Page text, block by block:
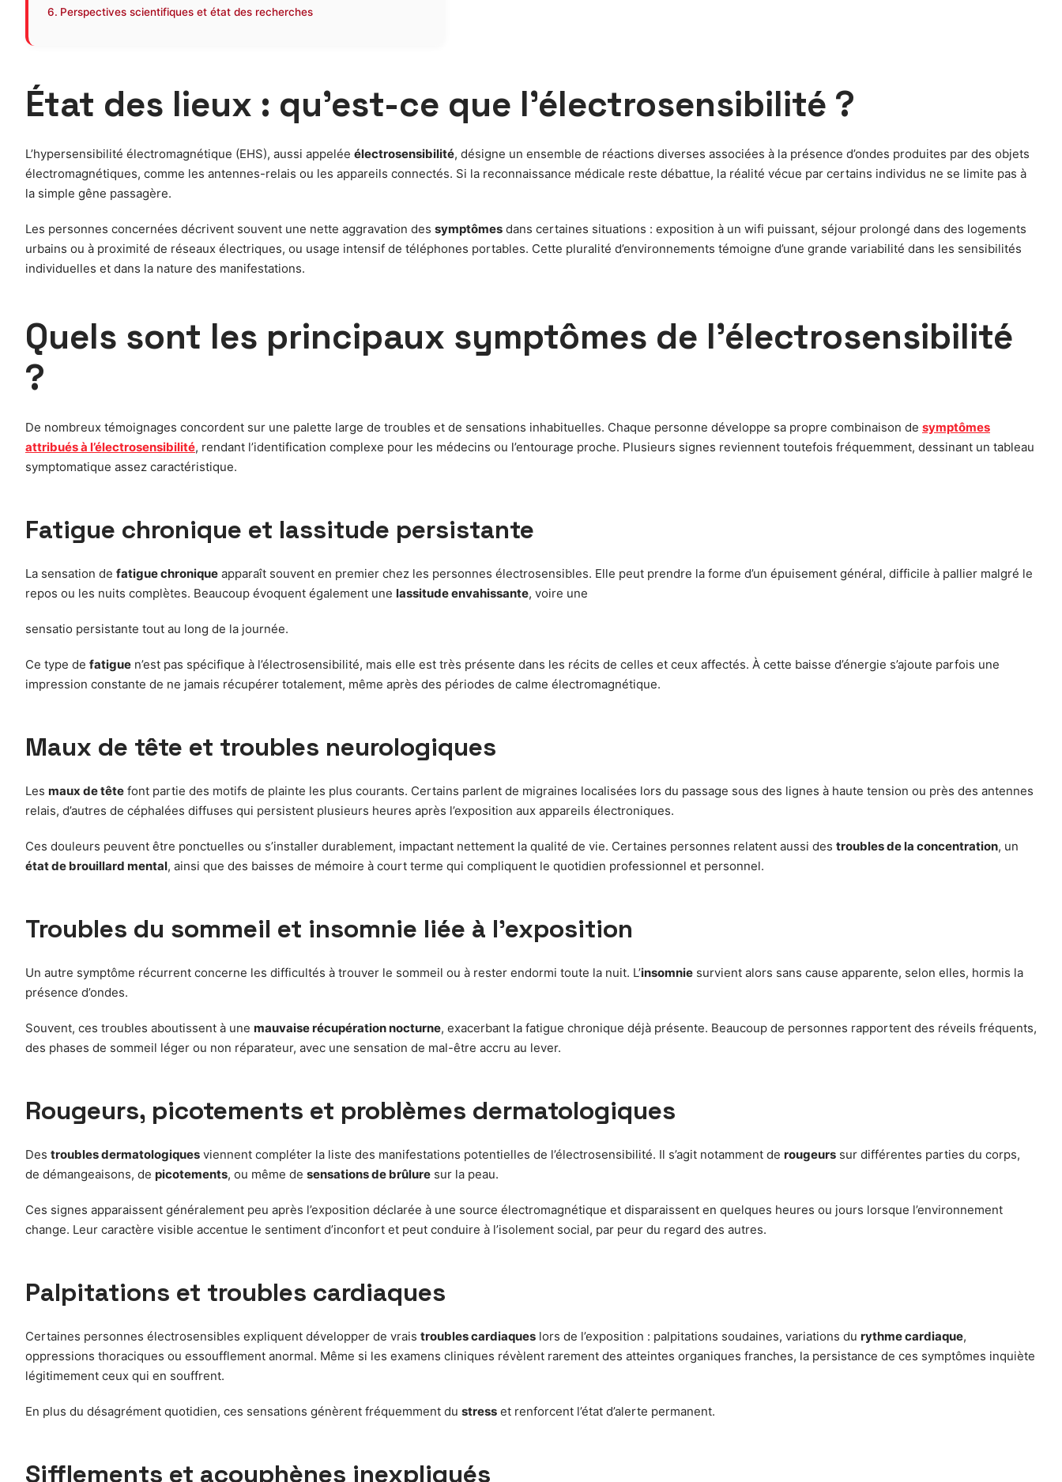
Perspectives scientifiques et état des recherches
État des lieux : qu’est-ce que l’électrosensibilité ?
L’hypersensibilité électromagnétique (EHS), aussi appelée électrosensibilité, désigne un ensemble de réactions diverses associées à la présence d’ondes produites par des objets
électromagnétiques, comme les antennes-relais ou les appareils connectés. Si la reconnaissance médicale reste débattue, la réalité vécue par certains individus ne se limite pas à
la simple gêne passagère.
Les personnes concernées décrivent souvent une nette aggravation des symptômes dans certaines situations : exposition à un wifi puissant, séjour prolongé dans des logements
urbains ou à proximité de réseaux électriques, ou usage intensif de téléphones portables. Cette pluralité d’environnements témoigne d’une grande variabilité dans les sensibilités
individuelles et dans la nature des manifestations.
Quels sont les principaux symptômes de l’électrosensibilité
?
De nombreux témoignages concordent sur une palette large de troubles et de sensations inhabituelles. Chaque personne développe sa propre combinaison de symptômes
attribués à l’électrosensibilité, rendant l’identification complexe pour les médecins ou l’entourage proche. Plusieurs signes reviennent toutefois fréquemment, dessinant un tableau
symptomatique assez caractéristique.
Fatigue chronique et lassitude persistante
La sensation de fatigue chronique apparaît souvent en premier chez les personnes électrosensibles. Elle peut prendre la forme d’un épuisement général, difficile à pallier malgré le
repos ou les nuits complètes. Beaucoup évoquent également une lassitude envahissante, voire une
sensatio persistante tout au long de la journée.
Ce type de fatigue n’est pas spécifique à l’électrosensibilité, mais elle est très présente dans les récits de celles et ceux affectés. À cette baisse d’énergie s’ajoute parfois une
impression constante de ne jamais récupérer totalement, même après des périodes de calme électromagnétique.
Maux de tête et troubles neurologiques
Les maux de tête font partie des motifs de plainte les plus courants. Certains parlent de migraines localisées lors du passage sous des lignes à haute tension ou près des antennes
relais, d’autres de céphalées diffuses qui persistent plusieurs heures après l’exposition aux appareils électroniques.
Ces douleurs peuvent être ponctuelles ou s’installer durablement, impactant nettement la qualité de vie. Certaines personnes relatent aussi des troubles de la concentration, un
état de brouillard mental, ainsi que des baisses de mémoire à court terme qui compliquent le quotidien professionnel et personnel.
Troubles du sommeil et insomnie liée à l’exposition
Un autre symptôme récurrent concerne les difficultés à trouver le sommeil ou à rester endormi toute la nuit. L’insomnie survient alors sans cause apparente, selon elles, hormis la
présence d’ondes.
Souvent, ces troubles aboutissent à une mauvaise récupération nocturne, exacerbant la fatigue chronique déjà présente. Beaucoup de personnes rapportent des réveils fréquents,
des phases de sommeil léger ou non réparateur, avec une sensation de mal-être accru au lever.
Rougeurs, picotements et problèmes dermatologiques
Des troubles dermatologiques viennent compléter la liste des manifestations potentielles de l’électrosensibilité. Il s’agit notamment de rougeurs sur différentes parties du corps,
de démangeaisons, de picotements, ou même de sensations de brûlure sur la peau.
Ces signes apparaissent généralement peu après l’exposition déclarée à une source électromagnétique et disparaissent en quelques heures ou jours lorsque l’environnement
change. Leur caractère visible accentue le sentiment d’inconfort et peut conduire à l’isolement social, par peur du regard des autres.
Palpitations et troubles cardiaques
Certaines personnes électrosensibles expliquent développer de vrais troubles cardiaques lors de l’exposition : palpitations soudaines, variations du rythme cardiaque,
oppressions thoraciques ou essoufflement anormal. Même si les examens cliniques révèlent rarement des atteintes organiques franches, la persistance de ces symptômes inquiète
légitimement ceux qui en souffrent.
En plus du désagrément quotidien, ces sensations génèrent fréquemment du stress et renforcent l’état d’alerte permanent.
Sifflements et acouphènes inexpliqués